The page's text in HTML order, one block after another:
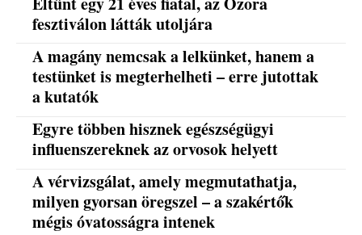
fesztiválon látták utoljára
A magány nemcsak a lelkünket, hanem a
testünket is megterhelheti – erre jutottak
a kutatók
Egyre többen hisznek egészségügyi
influenszereknek az orvosok helyett
A vérvizsgálat, amely megmutathatja,
milyen gyorsan öregszel – a szakértők
mégis óvatosságra intenek